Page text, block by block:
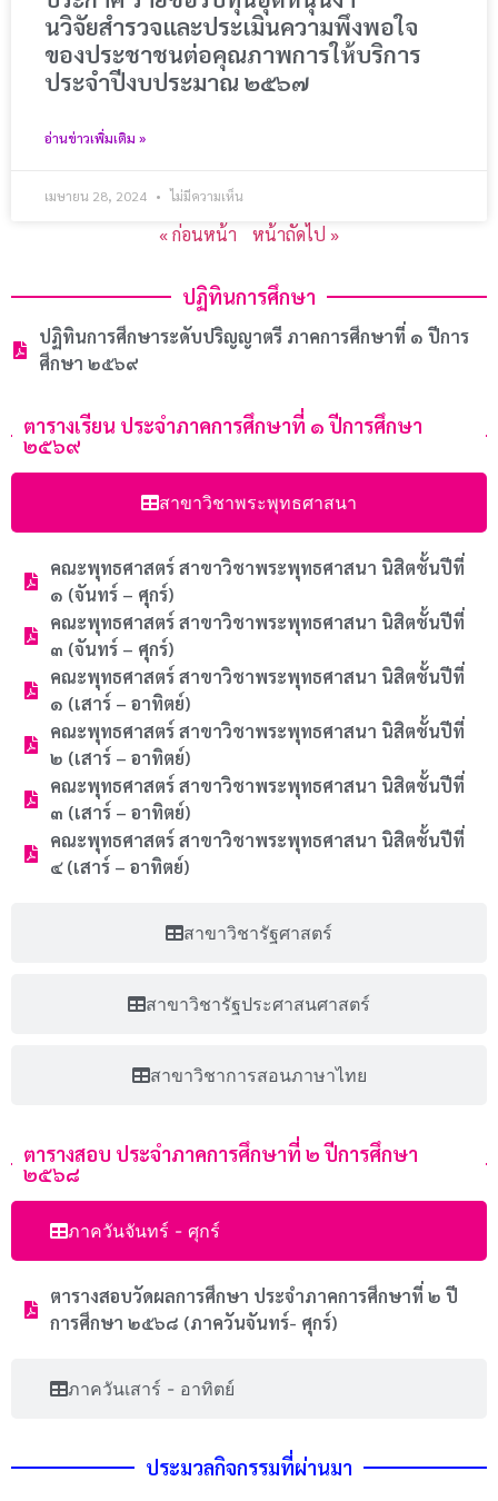
นวิจัยสํารวจและประเมินความพึงพอใจ
ของประชาชนต่อคุณภาพการให้บริการ
ประจําปีงบประมาณ ๒๕๖๗
อ่านข่าวเพิ่มเติม »
เมษายน 28, 2024 ไม่มีความเห็น
« ก่อนหน้า หน้าถัดไป »
ปฏิทินการศึกษา
ปฏิทินการศึกษาระดับปริญญาตรี ภาคการศึกษาที่ ๑ ปีการ
ศึกษา ๒๕๖๙
ตารางเรียน ประจำภาคการศึกษาที่ ๑ ปีการศึกษา
๒๕๖๙
สาขาวิชาพระพุทธศาสนา
สาขาวิชารัฐศาสตร์
สาขาวิชารัฐประศาสนศาสตร์
สาขาวิชาการสอนภาษาไทย
คณะพุทธศาสตร์ สาขาวิชาพระพุทธศาสนา นิสิตชั้นปีที่
๑ (จันทร์ – ศุกร์)
คณะพุทธศาสตร์ สาขาวิชาพระพุทธศาสนา นิสิตชั้นปีที่
๓ (จันทร์ – ศุกร์)
คณะพุทธศาสตร์ สาขาวิชาพระพุทธศาสนา นิสิตชั้นปีที่
๑ (เสาร์ – อาทิตย์)
คณะพุทธศาสตร์ สาขาวิชาพระพุทธศาสนา นิสิตชั้นปีที่
๒ (เสาร์ – อาทิตย์)
คณะพุทธศาสตร์ สาขาวิชาพระพุทธศาสนา นิสิตชั้นปีที่
๓ (เสาร์ – อาทิตย์)
คณะพุทธศาสตร์ สาขาวิชาพระพุทธศาสนา นิสิตชั้นปีที่
๔ (เสาร์ – อาทิตย์)
ตารางสอบ ประจำภาคการศึกษาที่ ๒ ปีการศึกษา
๒๕๖๘
ภาควันจันทร์ - ศุกร์
ภาควันเสาร์ - อาทิตย์
ตารางสอบวัดผลการศึกษา ประจําภาคการศึกษาที่ ๒ ปี
การศึกษา ๒๕๖๘ (ภาควันจันทร์- ศุกร์)
ประมวลกิจกรรมที่ผ่านมา